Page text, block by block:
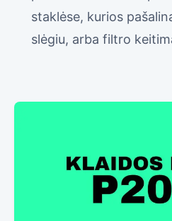
staklėse, kurios
slėgiu, arba filtro